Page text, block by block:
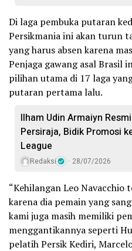
Di laga pembuka putaran
Persikmania ini akan turun
yang harus absen karena
Penjaga gawang asal Brasil
pilihan utama di 17 laga
putaran pertama lalu.
Ilham Udin Armaiyn
Persiraja, Bidik Promosi
League
Redaksi 28/07/2026
“Kehilangan Leo Navacchio
karena dia pemain yang
kami juga masih memiliki
menggantikannya seperti
pelatih Persik Kediri,